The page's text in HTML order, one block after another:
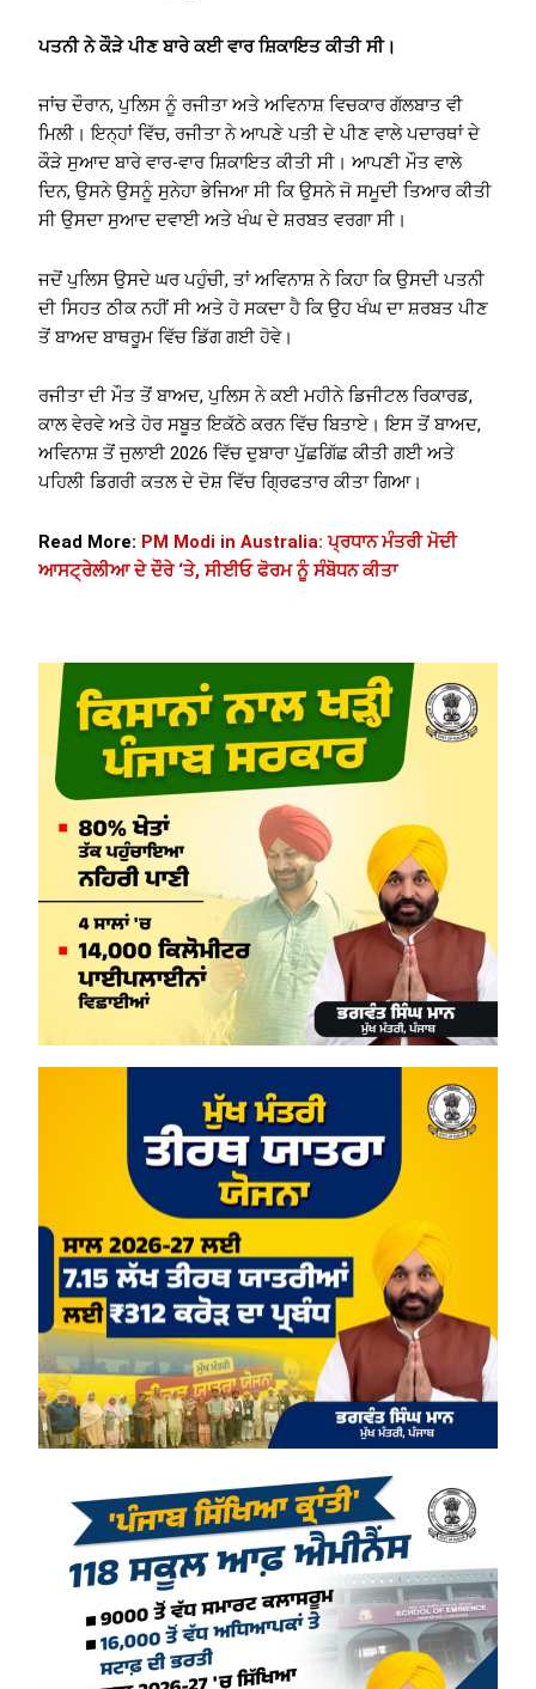
ਪਤਨੀ ਨੇ ਕੌੜੇ ਪੀਣ ਬਾਰੇ ਕਈ ਵਾਰ ਸ਼ਿਕਾਇਤ ਕੀਤੀ ਸੀ।
ਜਾਂਚ ਦੌਰਾਨ, ਪੁਲਿਸ ਨੂੰ ਰਜੀਤਾ ਅਤੇ ਅਵਿਨਾਸ਼ ਵਿਚਕਾਰ ਗੱਲਬਾਤ ਵੀ
ਮਿਲੀ। ਇਨ੍ਹਾਂ ਵਿੱਚ, ਰਜੀਤਾ ਨੇ ਆਪਣੇ ਪਤੀ ਦੇ ਪੀਣ ਵਾਲੇ ਪਦਾਰਥਾਂ ਦੇ
ਕੌੜੇ ਸੁਆਦ ਬਾਰੇ ਵਾਰ-ਵਾਰ ਸ਼ਿਕਾਇਤ ਕੀਤੀ ਸੀ। ਆਪਣੀ ਮੌਤ ਵਾਲੇ
ਦਿਨ, ਉਸਨੇ ਉਸਨੂੰ ਸੁਨੇਹਾ ਭੇਜਿਆ ਸੀ ਕਿ ਉਸਨੇ ਜੋ ਸਮੂਦੀ ਤਿਆਰ ਕੀਤੀ
ਸੀ ਉਸਦਾ ਸੁਆਦ ਦਵਾਈ ਅਤੇ ਖੰਘ ਦੇ ਸ਼ਰਬਤ ਵਰਗਾ ਸੀ।
ਜਦੋਂ ਪੁਲਿਸ ਉਸਦੇ ਘਰ ਪਹੁੰਚੀ, ਤਾਂ ਅਵਿਨਾਸ਼ ਨੇ ਕਿਹਾ ਕਿ ਉਸਦੀ ਪਤਨੀ
ਦੀ ਸਿਹਤ ਠੀਕ ਨਹੀਂ ਸੀ ਅਤੇ ਹੋ ਸਕਦਾ ਹੈ ਕਿ ਉਹ ਖੰਘ ਦਾ ਸ਼ਰਬਤ ਪੀਣ
ਤੋਂ ਬਾਅਦ ਬਾਥਰੂਮ ਵਿੱਚ ਡਿੱਗ ਗਈ ਹੋਵੇ।
ਰਜੀਤਾ ਦੀ ਮੌਤ ਤੋਂ ਬਾਅਦ, ਪੁਲਿਸ ਨੇ ਕਈ ਮਹੀਨੇ ਡਿਜੀਟਲ ਰਿਕਾਰਡ,
ਕਾਲ ਵੇਰਵੇ ਅਤੇ ਹੋਰ ਸਬੂਤ ਇਕੱਠੇ ਕਰਨ ਵਿੱਚ ਬਿਤਾਏ। ਇਸ ਤੋਂ ਬਾਅਦ,
ਅਵਿਨਾਸ਼ ਤੋਂ ਜੁਲਾਈ 2026 ਵਿੱਚ ਦੁਬਾਰਾ ਪੁੱਛਗਿੱਛ ਕੀਤੀ ਗਈ ਅਤੇ
ਪਹਿਲੀ ਡਿਗਰੀ ਕਤਲ ਦੇ ਦੋਸ਼ ਵਿੱਚ ਗ੍ਰਿਫਤਾਰ ਕੀਤਾ ਗਿਆ।
Read More: PM Modi in Australia: ਪ੍ਰਧਾਨ ਮੰਤਰੀ ਮੋਦੀ
ਆਸਟ੍ਰੇਲੀਆ ਦੇ ਦੌਰੇ ‘ਤੇ, ਸੀਈਓ ਫੋਰਮ ਨੂੰ ਸੰਬੋਧਨ ਕੀਤਾ